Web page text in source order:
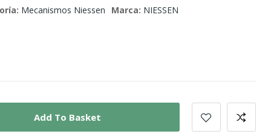
Mecanismos Niessen Marca: NIESSEN
Add To Basket